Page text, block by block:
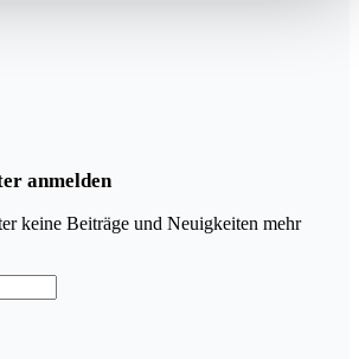
anmelden
keine Beiträge und Neuigkeiten mehr